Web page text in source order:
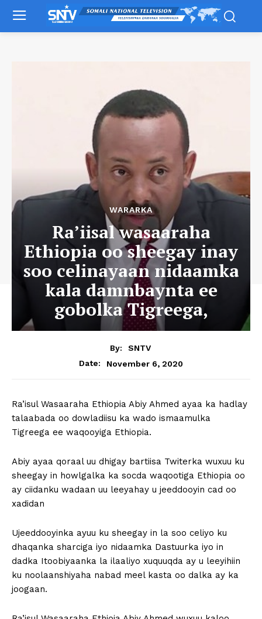
WARARKA
Ra’iisal wasaaraha
Ethiopia oo sheegay inay
soo celinayaan nidaamka
kala damnbaynta ee
gobolka Tigreega,
By:
SNTV
Date:
November 6, 2020
Ra’isul Wasaaraha Ethiopia Abiy Ahmed ayaa ka hadlay
talaabada oo dowladiisu ka wado ismaamulka
Tigreega ee waqooyiga Ethiopia.
Abiy ayaa qoraal uu dhigay bartiisa Twiterka wuxuu ku
sheegay in howlgalka ka socda waqootiga Ethiopia oo
ay ciidanku wadaan uu leeyahay u jeeddooyin cad oo
xadidan
Ujeeddooyinka ayuu ku sheegay in la soo celiyo ku
dhaqanka sharciga iyo nidaamka Dastuurka iyo in
dadka Itoobiyaanka la ilaaliyo xuquuqda ay u leeyihiin
ku noolaanshiyaha nabad meel kasta oo dalka ay ka
joogaan.